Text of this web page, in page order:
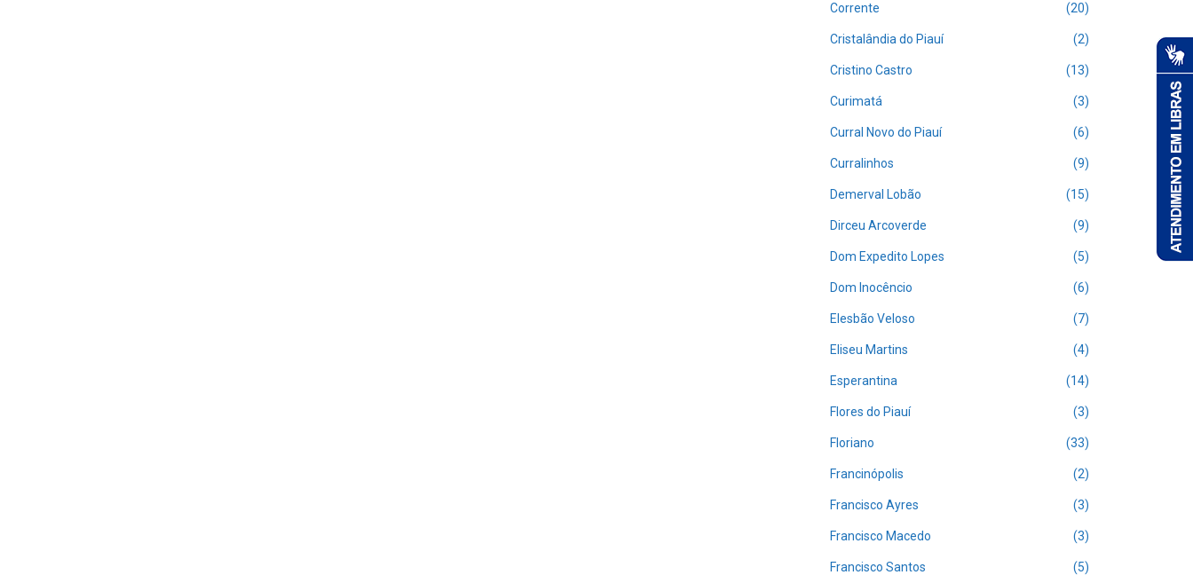
Corrente (20)
Cristalândia do Piauí (2)
Cristino Castro (13)
Curimatá (3)
Curral Novo do Piauí (6)
Curralinhos (9)
Demerval Lobão (15)
Dirceu Arcoverde (9)
Dom Expedito Lopes (5)
Dom Inocêncio (6)
Elesbão Veloso (7)
Eliseu Martins (4)
Esperantina (14)
Flores do Piauí (3)
Floriano (33)
Francinópolis (2)
Francisco Ayres (3)
Francisco Macedo (3)
Francisco Santos (5)